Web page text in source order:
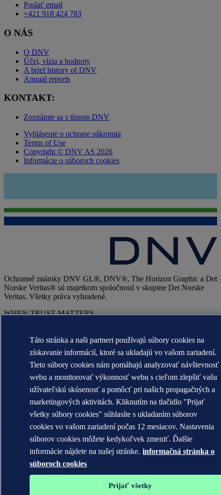
Poslať email
+421 918 424 783
O NÁS
O DNV
Účel, vízia a hodnoty
A brief history of DNV
Annual reports
KONTAKT:
Zoznámte sa s tímom DNV
Vyhlásenie o ochrane súkromia
Terms of Use
Copyright © DNV AS 2026
Informácie o súboroch cookies
Ochranné známky DNV GL®, DNV®, The Horizon Graphic a Det
Norske Veritas® sú majetkom spoločností v skupine Det Norske
Veritas. Všetky práva vyhradené.
WHEN TRUST MATTERS
Táto stránka a naši partneri používajú súbory cookies na
získavanie informácií, ktoré sa ukladajú vo vašom zariadení.
Tieto súbory cookies nám pomáhajú analyzovať návštevnosť
webu a monitorovať výkonnosť webu s cieľom zlepšiť vašu
užívateľskú skúsenosť a pomôcť pri našich propagačných a
marketingových aktivitách. Kliknutím na tlačidlo "Prijať
všetky súbory cookies" súhlasíte s ukladaním súborov
cookies vo vašom zariadení počas 12 mesiacov. Nastavenia
súborov cookies môžete kedykoľvek zmeniť. Ďalšie
informácie nájdete na našej stránke. informačná stránka o
súboroch cookies
Prijať všetky